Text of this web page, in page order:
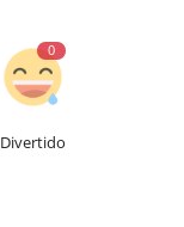
0
Divertido